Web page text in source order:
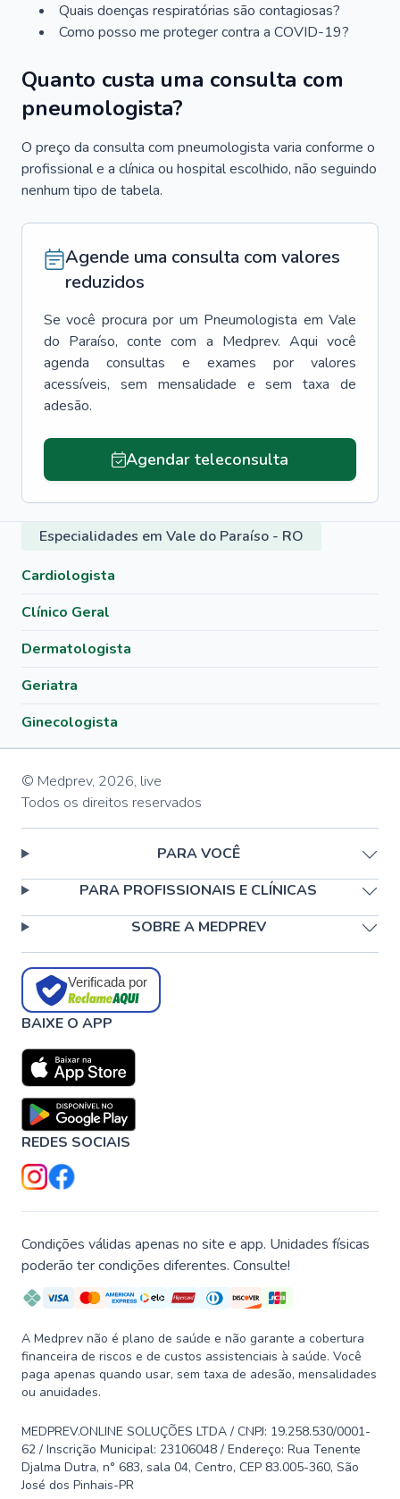
Quais doenças respiratórias são contagiosas?
Como posso me proteger contra a COVID-19?
Quanto custa uma consulta com
pneumologista?
O preço da consulta com pneumologista varia conforme o
profissional e a clínica ou hospital escolhido, não seguindo
nenhum tipo de tabela.
Agende uma consulta com valores
reduzidos
Se você procura por um Pneumologista em Vale
do Paraíso, conte com a Medprev. Aqui você
agenda consultas e exames por valores
acessíveis, sem mensalidade e sem taxa de
adesão.
Agendar teleconsulta
Especialidades em Vale do Paraíso - RO
Cardiologista
Clínico Geral
Dermatologista
Geriatra
Ginecologista
© Medprev, 2026, live
Todos os direitos reservados
PARA VOCÊ
PARA PROFISSIONAIS E CLÍNICAS
SOBRE A MEDPREV
Verificada por
BAIXE O APP
REDES SOCIAIS
Condições válidas apenas no site e app. Unidades físicas
poderão ter condições diferentes. Consulte!
A Medprev não é plano de saúde e não garante a cobertura
financeira de riscos e de custos assistenciais à saúde. Você
paga apenas quando usar, sem taxa de adesão, mensalidades
ou anuidades.
MEDPREV.ONLINE SOLUÇÕES LTDA / CNPJ: 19.258.530/0001-
62 / Inscrição Municipal: 23106048 / Endereço: Rua Tenente
Djalma Dutra, n° 683, sala 04, Centro, CEP 83.005-360, São
José dos Pinhais-PR